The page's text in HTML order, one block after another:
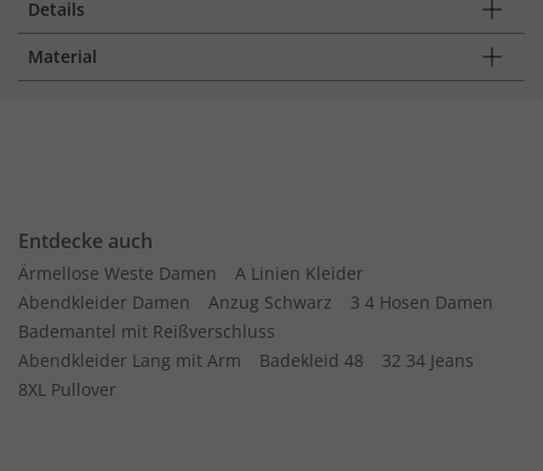
Details
Material
Entdecke auch
Ärmellose Weste Damen
A Linien Kleider
Abendkleider Damen
Anzug Schwarz
3 4 Hosen Damen
Bademantel mit Reißverschluss
Abendkleider Lang mit Arm
Badekleid 48
32 34 Jeans
8XL Pullover